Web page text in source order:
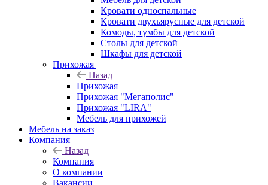
Кровати односпальные
Кровати двухъярусные для детской
Комоды, тумбы для детской
Столы для детской
Шкафы для детской
Прихожая
Назад
Прихожая
Прихожая "Мегаполис"
Прихожая "LIRA"
Мебель для прихожей
Мебель на заказ
Компания
Назад
Компания
О компании
Вакансии